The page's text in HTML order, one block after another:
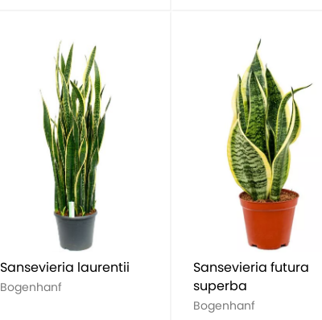
Sansevieria laurentii
Bogenhanf
Sansevieria futura
superba
Bogenhanf